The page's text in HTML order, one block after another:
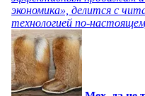
экономика», делится с
технологией по-